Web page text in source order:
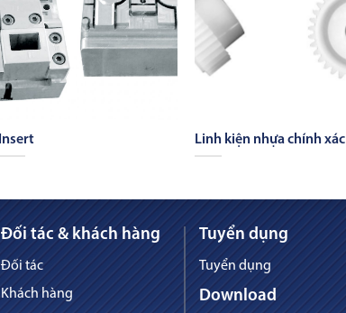
Insert Linh kiện nhựa chính xác
Đối tác & khách hàng
Đối tác
Khách hàng
Tuyển dụng
Tuyển dụng
Download